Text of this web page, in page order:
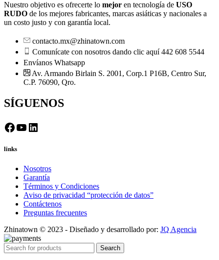
Nuestro objetivo es ofrecerte lo mejor en tecnología de USO
RUDO de los mejores fabricantes, marcas asiáticas y nacionales a
un costo justo y con garantía local.
contacto.mx@zhinatown.com
Comunícate con nosotros dando clic aquí 442 608 5544
Envíanos Whatsapp
Av. Armando Birlain S. 2001, Corp.1 P16B, Centro Sur,
C.P. 76090, Qro.
SÍGUENOS
Facebook
YouTube
LinkedIn
links
Nosotros
Garantía
Términos y Condiciones
Aviso de privacidad “protección de datos”
Contáctenos
Preguntas frecuentes
Zhinatown © 2023 - Diseñado y desarrollado por: JQ Agencia
Search